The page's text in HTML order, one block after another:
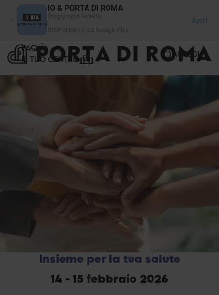
IO & PORTA DI ROMA
Apri
FAQ
IL TUO CENTRO
ACCEDI
Insieme per la tua salute
14 - 15 febbraio 2026
Pannello di gestione dei cookies